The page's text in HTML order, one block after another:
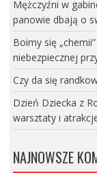
Mężczyźni w
panowie dbają o
Boimy się
niebezpiecznej
Czy da się
Dzień Dziecka z
warsztaty i
NAJNOWSZE